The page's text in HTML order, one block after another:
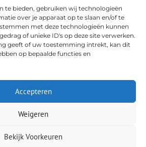
te bieden, gebruiken wij technologieën
over je apparaat op te slaan en/of te
met deze technologieën kunnen
of unieke ID's op deze site verwerken.
geeft of uw toestemming intrekt, kan dit
op bepaalde functies en
Accepteren
Weigeren
Bekijk Voorkeuren
Algemeen
Gezonde voeding
Koken en Tafelen
Kookaccessoires
Lekkere recepten
en Drankjes
Vega en Vegan